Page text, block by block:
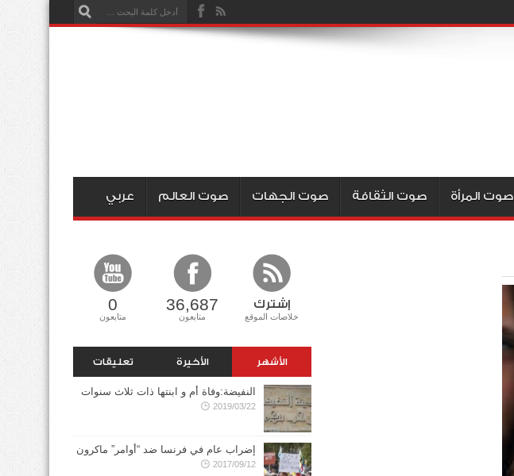
صوت المرأة صوت الثقافة صوت الجهات صوت العالم عربي
إشترك
خلاصات الموقع
36,687
متابعون
0
متابعون
الأشهر الأخيرة تعليقات
النفيضة:وفاة أم و ابنتها ذات ثلاث سنوات
2019/03/22
إضراب عام في فرنسا ضد “أوامر” ماكرون
2017/09/12